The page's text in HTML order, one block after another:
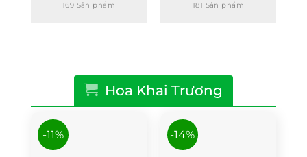
169 Sản phẩm 181 Sản phẩm
Hoa Khai Trương
-11% -14%